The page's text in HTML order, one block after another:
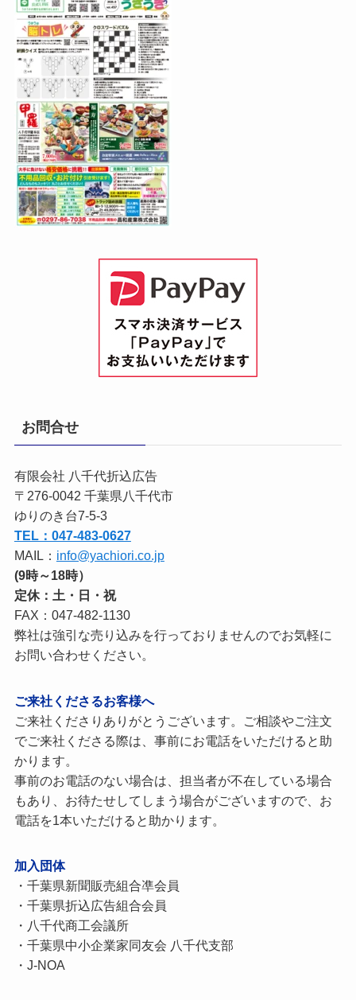
お問合せ
有限会社 八千代折込広告
〒276-0042 千葉県八千代市
ゆりのき台7-5-3
TEL：047-483-0627
MAIL： info@yachiori.co.jp
(9時～18時）
定休：土・日・祝
FAX：047-482-1130
弊社は強引な売り込みを行っておりませんのでお気軽に
お問い合わせください。
ご来社くださるお客様へ
ご来社くださりありがとうございます。ご相談やご注文
でご来社くださる際は、事前にお電話をいただけると助
かります。
事前のお電話のない場合は、担当者が不在している場合
もあり、お待たせしてしまう場合がございますので、お
電話を1本いただけると助かります。
加入団体
・千葉県新聞販売組合凖会員
・千葉県折込広告組合会員
・八千代商工会議所
・千葉県中小企業家同友会 八千代支部
・J-NOA